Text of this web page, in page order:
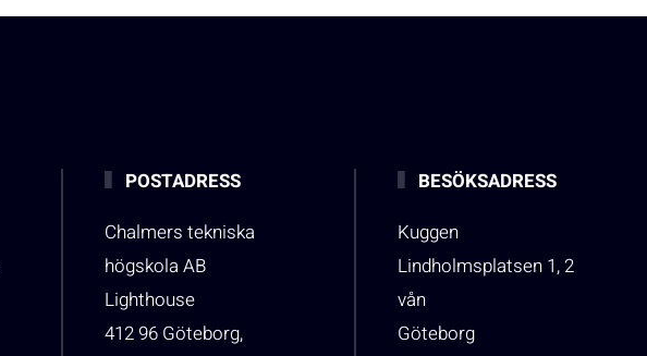
POSTADRESS
Chalmers tekniska
högskola AB
Lighthouse
412 96 Göteborg,
BESÖKSADRESS
Kuggen
Lindholmsplatsen 1, 2
vån
Göteborg